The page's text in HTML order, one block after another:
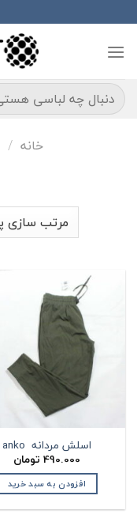
to
content
جستجو
برای:
خانه /
اسلش مردانه anko
490.000 تومان
افزودن به سبد خرید